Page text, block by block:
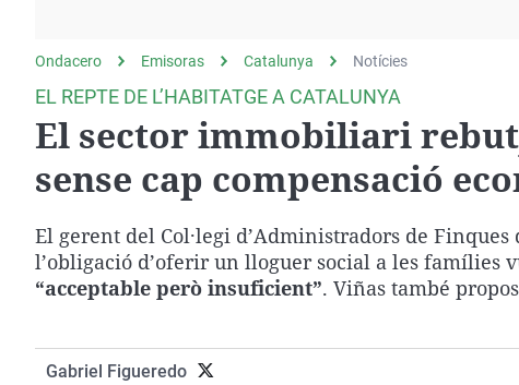
gato
Operación Viuda
Negra
Navarra
Ondacero Emisoras Catalunya Notícies
EL REPTE DE L’HABITATGE A CATALUNYA
El sector immobiliari
sense cap compensació
El gerent del Col·legi d’Administradors de
l’obligació d’oferir un lloguer social a les famílies
“acceptable però insuficient”. Viñas també
Gabriel Figueredo